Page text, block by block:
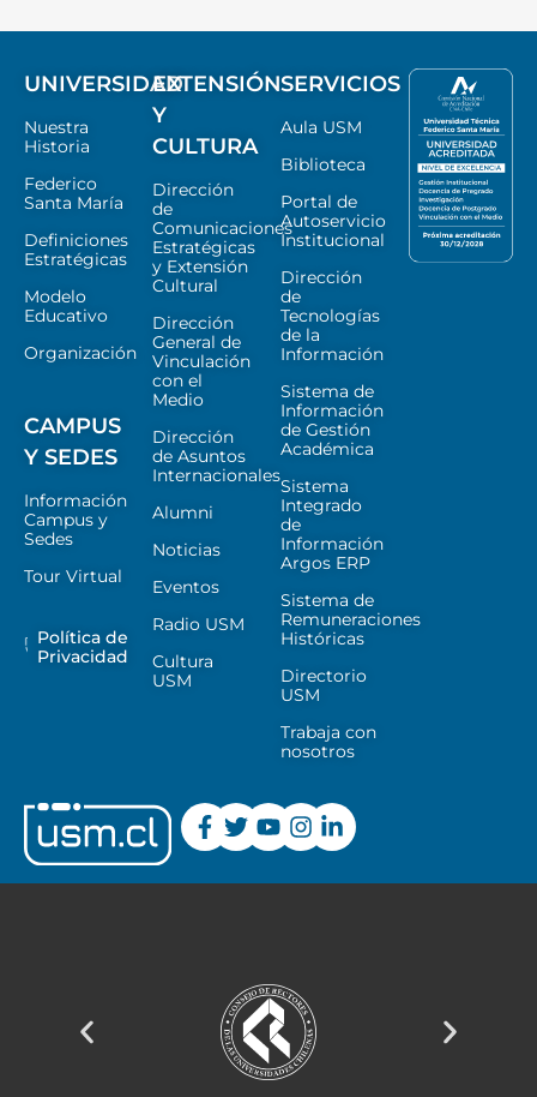
UNIVERSIDAD
Nuestra
Historia
Federico
Santa María
Definiciones
Estratégicas
Modelo
Educativo
Organización
CAMPUS
Y SEDES
Información
Campus y
Sedes
Tour Virtual
Política de
Privacidad
EXTENSIÓN
Y
CULTURA
Dirección
de
Comunicaciones
Estratégicas
y Extensión
Cultural
Dirección
General de
Vinculación
con el
Medio
Dirección
de Asuntos
Internacionales
Alumni
Noticias
Eventos
Radio USM
Cultura
USM
SERVICIOS
Aula USM
Biblioteca
Portal de
Autoservicio
Institucional
Dirección
de
Tecnologías
de la
Información
Sistema de
Información
de Gestión
Académica
Sistema
Integrado
de
Información
Argos ERP
Sistema de
Remuneraciones
Históricas
Directorio
USM
Trabaja con
nosotros